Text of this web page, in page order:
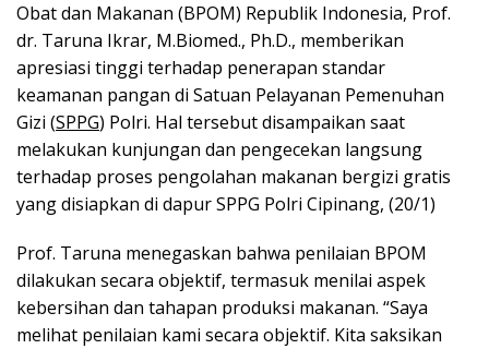
Obat dan Makanan (BPOM) Republik Indonesia, Prof.
dr. Taruna Ikrar, M.Biomed., Ph.D., memberikan
apresiasi tinggi terhadap penerapan standar
keamanan pangan di Satuan Pelayanan Pemenuhan
Gizi (SPPG) Polri. Hal tersebut disampaikan saat
melakukan kunjungan dan pengecekan langsung
terhadap proses pengolahan makanan bergizi gratis
yang disiapkan di dapur SPPG Polri Cipinang, (20/1)
Prof. Taruna menegaskan bahwa penilaian BPOM
dilakukan secara objektif, termasuk menilai aspek
kebersihan dan tahapan produksi makanan. “Saya
melihat penilaian kami secara objektif. Kita saksikan